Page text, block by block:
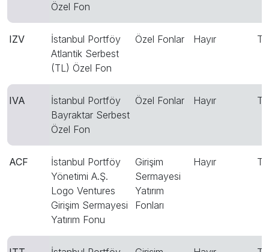
Özel Fon
IZV
İstanbul Portföy
Atlantik Serbest
(TL) Özel Fon
Özel Fonlar Hayır
IVA
İstanbul Portföy
Bayraktar Serbest
Özel Fon
Özel Fonlar Hayır
ACF
İstanbul Portföy
Yönetimi A.Ş.
Logo Ventures
Girişim Sermayesi
Yatırım Fonu
Girişim
Sermayesi
Yatırım
Fonları
Hayır